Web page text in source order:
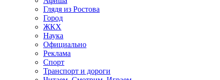
Глядя из Ростова
Город
ЖКХ
Наука
Официально
Реклама
Спорт
Транспорт и дороги